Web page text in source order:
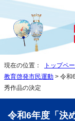
現在の位置： トップペ
教育啓発市民運動 > 令和
秀作品の決定
令和6年度「決